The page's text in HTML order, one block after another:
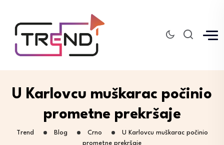
U Karlovcu muškarac počinio
prometne prekršaje
Trend Blog Crno
U Karlovcu muškarac počinio
prometne prekršaje